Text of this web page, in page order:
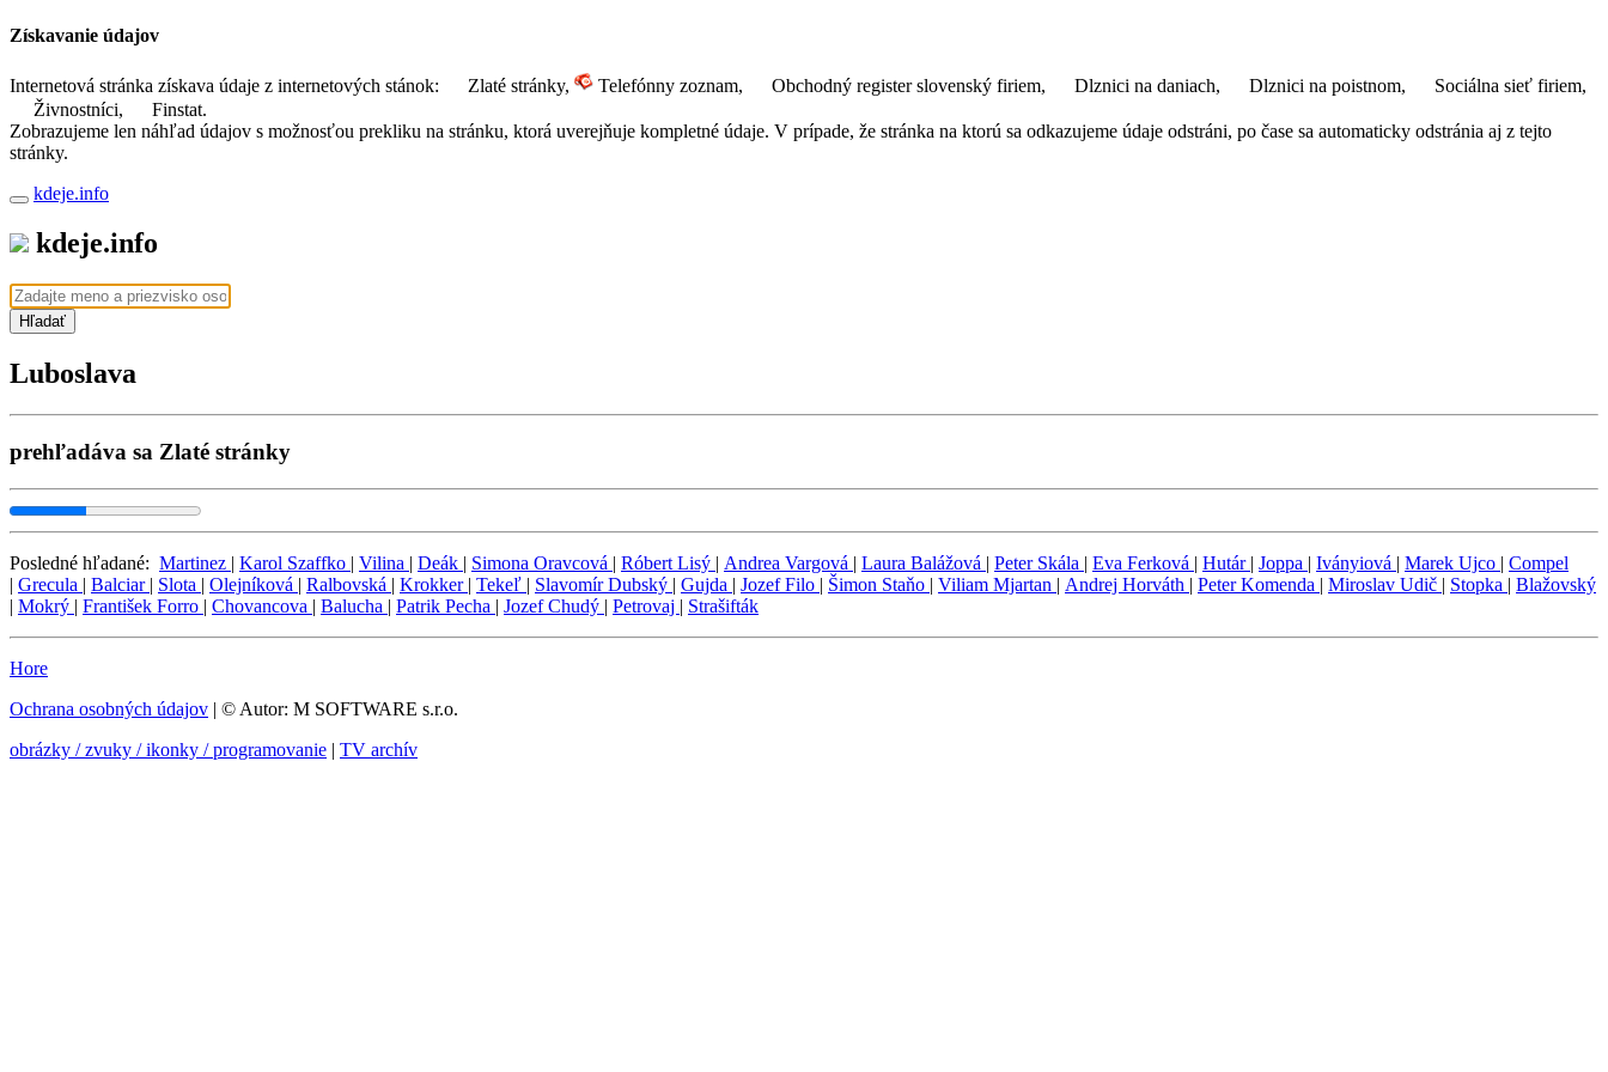
Získavanie údajov
Internetová stránka získava údaje z internetových stánok: Zlaté stránky, Telefónny zoznam, Obchodný register slovenský firiem, Dlznici na daniach, Dlznici na poistnom,
Sociálna sieť firiem,
Živnostníci,
Finstat.
Zobrazujeme len náhľad údajov s možnosťou prekliku na stránku, ktorá uverejňuje kompletné údaje. V prípade, že stránka na ktorú sa odkazujeme údaje odstráni, po čase sa automaticky odstránia aj z tejto
stránky.
kdeje.info
kdeje.info
Hľadať
Luboslava
prehľadáva sa Zlaté stránky
Posledné hľadané: Martinez | Karol Szaffko | Vilina | Deák | Simona Oravcová | Róbert Lisý | Andrea Vargová | Laura Balážová | Peter Skála | Eva Ferková | Hutár | Joppa | Iványiová | Marek Ujco | Compel
| Grecula | Balciar | Slota | Olejníková | Ralbovská | Krokker | Tekeľ | Slavomír Dubský | Gujda | Jozef Filo | Šimon Staňo | Viliam Mjartan | Andrej Horváth | Peter Komenda | Miroslav Udič | Stopka | Blažovský
| Mokrý | František Forro | Chovancova | Balucha | Patrik Pecha | Jozef Chudý | Petrovaj | Strašifták
Hore
Ochrana osobných údajov | © Autor: M SOFTWARE s.r.o.
obrázky / zvuky / ikonky / programovanie | TV archív